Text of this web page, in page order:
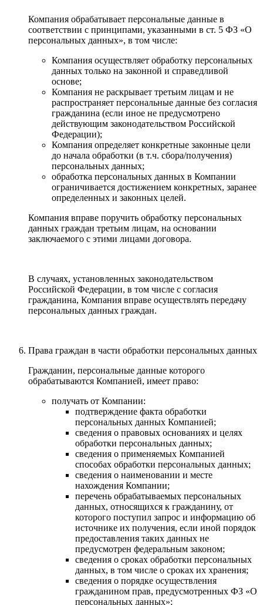
Компания обрабатывает персональные данные в
соответствии с принципами, указанными в ст. 5 ФЗ «О
персональных данных», в том числе:
Компания осуществляет обработку персональных
данных только на законной и справедливой
основе;
Компания не раскрывает третьим лицам и не
распространяет персональные данные без согласия
гражданина (если иное не предусмотрено
действующим законодательством Российской
Федерации);
Компания определяет конкретные законные цели
до начала обработки (в т.ч. сбора/получения)
персональных данных;
обработка персональных данных в Компании
ограничивается достижением конкретных, заранее
определенных и законных целей.
Компания вправе поручить обработку персональных
данных граждан третьим лицам, на основании
заключаемого с этими лицами договора.
В случаях, установленных законодательством
Российской Федерации, в том числе с согласия
гражданина, Компания вправе осуществлять передачу
персональных данных граждан.
Права граждан в части обработки персональных данных
Гражданин, персональные данные которого
обрабатываются Компанией, имеет право:
получать от Компании:
подтверждение факта обработки
персональных данных Компанией;
сведения о правовых основаниях и целях
обработки персональных данных;
сведения о применяемых Компанией
способах обработки персональных данных;
сведения о наименовании и месте
нахождения Компании;
перечень обрабатываемых персональных
данных, относящихся к гражданину, от
которого поступил запрос и информацию об
источнике их получения, если иной порядок
предоставления таких данных не
предусмотрен федеральным законом;
сведения о сроках обработки персональных
данных, в том числе о сроках их хранения;
сведения о порядке осуществления
гражданином прав, предусмотренных ФЗ «О
персональных данных»;